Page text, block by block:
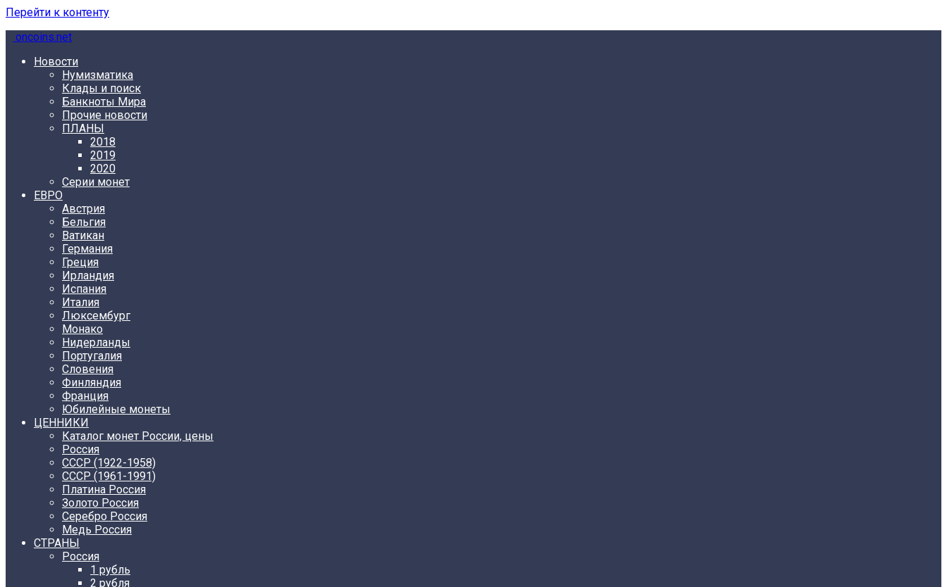
Перейти к контенту
oncoins.net
Новости
Нумизматика
Клады и поиск
Банкноты Мира
Прочие новости
ПЛАНЫ
2018
2019
2020
Серии монет
ЕВРО
Австрия
Бельгия
Ватикан
Германия
Греция
Ирландия
Испания
Италия
Люксембург
Монако
Нидерланды
Португалия
Словения
Финляндия
Франция
Юбилейные монеты
ЦЕННИКИ
Каталог монет России, цены
Россия
СССР (1922-1958)
CCCР (1961-1991)
Платина Россия
Золото Россия
Серебро Россия
Медь Россия
СТРАНЫ
Россия
1 рубль
2 рубля